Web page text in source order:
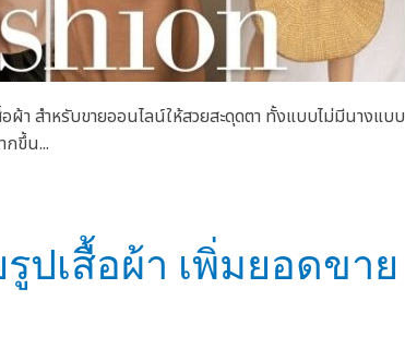
ผ้า สำหรับขายออนไลน์ให้สวยสะดุดตา ทั้งแบบไม่มีนางแบบ
กขึ้น...
ปเสื้อผ้า เพิ่มยอดขาย